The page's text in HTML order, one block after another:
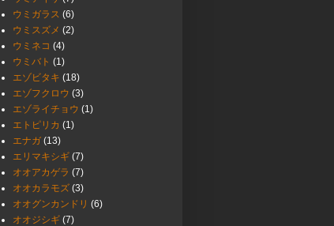
ウミガラス (6)
ウミスズメ (2)
ウミネコ (4)
ウミバト (1)
エゾビタキ (18)
エゾフクロウ (3)
エゾライチョウ (1)
エトピリカ (1)
エナガ (13)
エリマキシギ (7)
オオアカゲラ (7)
オオカラモズ (3)
オオグンカンドリ (6)
オオジシギ (7)